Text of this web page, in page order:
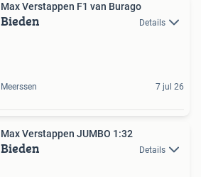
Max Verstappen F1 van Burago
Bieden Details
Meerssen 7 jul 26
Max Verstappen JUMBO 1:32
Bieden Details